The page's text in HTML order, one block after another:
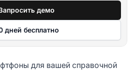
демо
дней бесплатно
для вашей справочной